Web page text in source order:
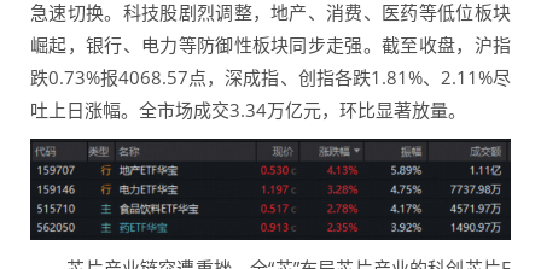
急速切换。科技股剧烈调整，地产、消费、医药等低位板块
崛起，银行、电力等防御性板块同步走强。截至收盘，沪指
跌0.73%报4068.57点，深成指、创指各跌1.81%、2.11%尽
吐上日涨幅。全市场成交3.34万亿元，环比显著放量。